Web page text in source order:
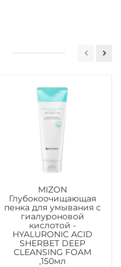
MIZON
Глубокоочищающая
пенка для умывания с
гиалуроновой
кислотой -
HYALURONIC ACID
SHERBET DEEP
CLEANSING FOAM
,150мл